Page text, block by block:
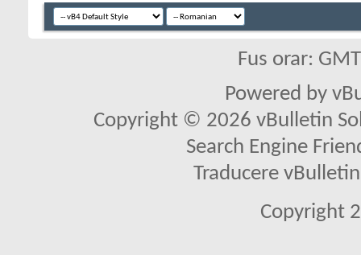
Fus orar:
Powered by
Copyright © 2026 vBulletin
Search Engine
Traducere
Copyright